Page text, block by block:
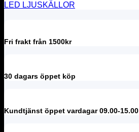
LED LJUSKÄLLOR
Fri frakt från 1500kr
30 dagars öppet köp
Kundtjänst öppet vardagar 09.00-15.00